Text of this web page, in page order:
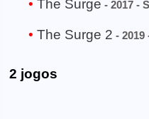
The Surge - 2017 -
The Surge 2 -
2 jogos